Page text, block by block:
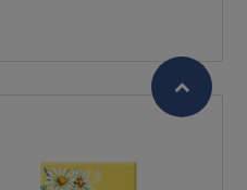
English (US)